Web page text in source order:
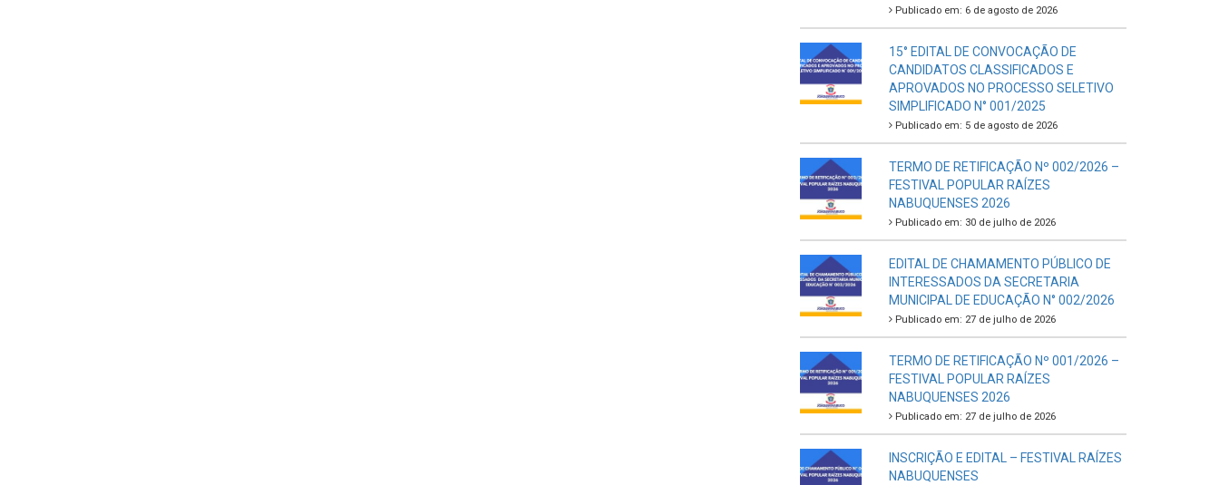
Publicado em: 6 de agosto de 2026
15° EDITAL DE CONVOCAÇÃO DE
CANDIDATOS CLASSIFICADOS E
APROVADOS NO PROCESSO SELETIVO
SIMPLIFICADO N° 001/2025
Publicado em: 5 de agosto de 2026
TERMO DE RETIFICAÇÃO Nº 002/2026 –
FESTIVAL POPULAR RAÍZES
NABUQUENSES 2026
Publicado em: 30 de julho de 2026
EDITAL DE CHAMAMENTO PÚBLICO DE
INTERESSADOS DA SECRETARIA
MUNICIPAL DE EDUCAÇÃO N° 002/2026
Publicado em: 27 de julho de 2026
TERMO DE RETIFICAÇÃO Nº 001/2026 –
FESTIVAL POPULAR RAÍZES
NABUQUENSES 2026
Publicado em: 27 de julho de 2026
INSCRIÇÃO E EDITAL – FESTIVAL RAÍZES
NABUQUENSES